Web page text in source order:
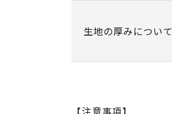
生地の厚みについて
【注意事項】